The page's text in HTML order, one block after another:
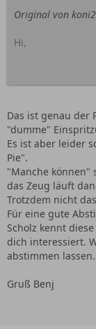
Original von
Hi,
alles klar, danke
wichtige Werte
bar und 1,8 bar
in der benötigten
80° ist schaltet
aber noch
Und es kann ja
bar sind (nur mal
genau die selbe
1,8 bar nur als
Volllast mit 1,5
Das ist genau der
"dumme"
Es ist aber leider
Pie".
"Manche können"
das Zeug läuft
Trotzdem nicht
Für eine gute
Scholz kennt
dich interessiert.
abstimmen lassen.
Gruß Benj